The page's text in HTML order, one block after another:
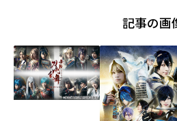
記事の画